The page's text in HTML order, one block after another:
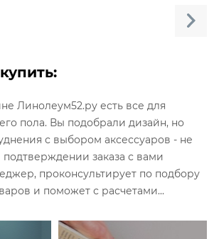
Линолеум52.ру есть все для
пола. Вы подобрали дизайн, но
с выбором аксессуаров - не
заказа с вами
проконсультирует по подбору
и поможет с расчетами...